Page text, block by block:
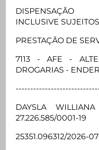
DISPENSAÇÃO
INCLUSIVE
PRESTAÇÃO DE
7113 - AFE -
DROGARIAS -
DAYSLA
27.226.585/0001-19
25351.096312/2026-